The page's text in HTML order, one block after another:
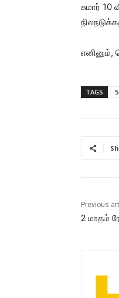
சுமார்
எனினும்,
TAGS
Previous
2 மாதம்